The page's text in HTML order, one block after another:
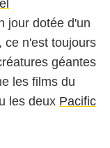
jour dotée d'un
ce n'est toujours
géantes
les films du
les deux Pacific